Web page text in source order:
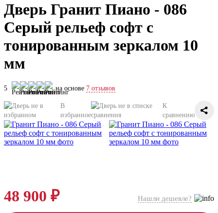
Дверь Гранит Пиано - 086
Серый рельеф софт с
тонированным зеркалом 10
мм
5 на основе 7 отзывов
В
избранное
К
сравнению
48 900 ₽ Нашли дешевле?